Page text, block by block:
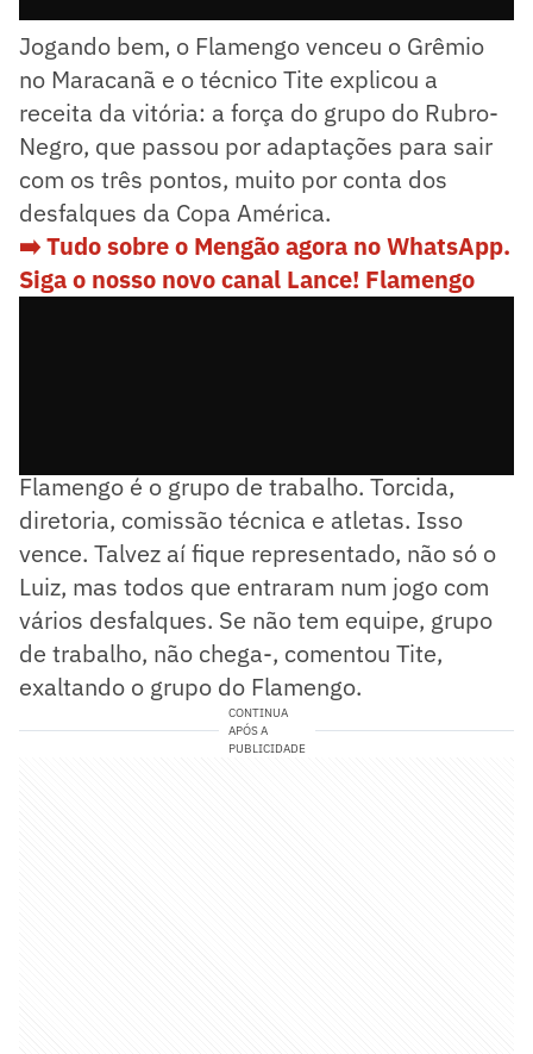
Jogando bem, o Flamengo venceu o Grêmio
no Maracanã e o técnico Tite explicou a
receita da vitória: a força do grupo do Rubro-
Negro, que passou por adaptações para sair
com os três pontos, muito por conta dos
desfalques da Copa América.
➡️ Tudo sobre o Mengão agora no WhatsApp.
Siga o nosso novo canal Lance! Flamengo
Flamengo é o grupo de trabalho. Torcida,
diretoria, comissão técnica e atletas. Isso
vence. Talvez aí fique representado, não só o
Luiz, mas todos que entraram num jogo com
vários desfalques. Se não tem equipe, grupo
de trabalho, não chega-, comentou Tite,
exaltando o grupo do Flamengo.
CONTINUA
APÓS A
PUBLICIDADE